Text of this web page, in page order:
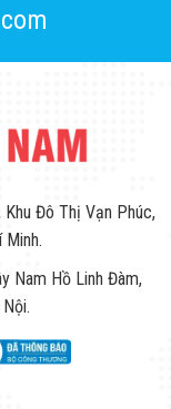
Đô Thị Vạn Phúc,
Minh.
Nam Hồ Linh Đàm,